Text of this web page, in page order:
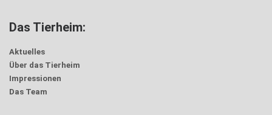
Das Tierheim:
Aktuelles
Über das Tierheim
Impressionen
Das Team